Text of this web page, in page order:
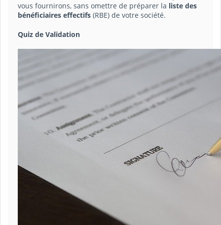
vous fournirons, sans omettre de préparer la liste des
bénéficiaires effectifs (RBE) de votre société.
Quiz de Validation